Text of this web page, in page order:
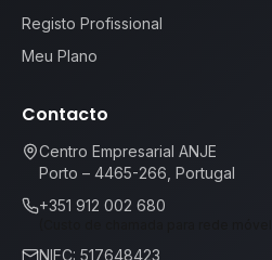
Registo Profissional
Meu Plano
Contacto
Centro Empresarial ANJE
Porto – 4465-266, Portugal
+351 912 002 680
NIFC: 517648423